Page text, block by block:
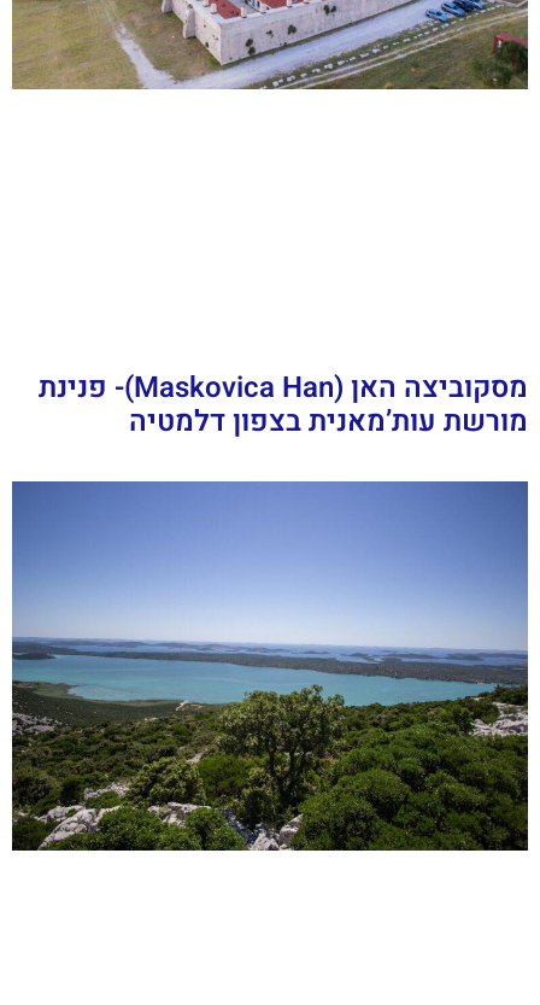
מסקוביצה האן (Maskovica Han)- פנינת
מורשת עות’מאנית בצפון דלמטיה